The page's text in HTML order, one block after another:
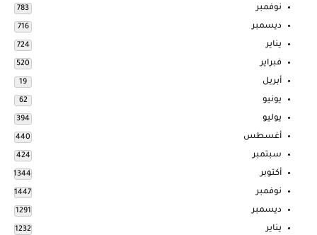
نوفمبر 783
ديسمبر 716
يناير 724
فبراير 520
أبريل 19
يونيو 62
يوليو 394
أغسطس 440
سبتمبر 424
أكتوبر 1344
نوفمبر 1447
ديسمبر 1291
يناير 1232